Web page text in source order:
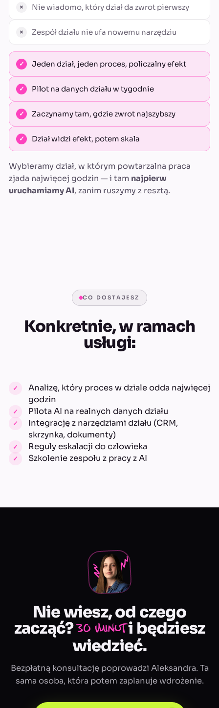
Nie wiadomo, który dział da zwrot pierwszy
Zespół działu nie ufa nowemu narzędziu
Jeden dział, jeden proces, policzalny efekt
Pilot na danych działu w tygodnie
Zaczynamy tam, gdzie zwrot najszybszy
Dział widzi efekt, potem skala
Wybieramy dział, w którym powtarzalna praca
zjada najwięcej godzin — i tam najpierw
uruchamiamy AI, zanim ruszymy z resztą.
CO DOSTAJESZ
Konkretnie, w ramach
usługi:
Analizę, który proces w dziale odda najwięcej
godzin
Pilota AI na realnych danych działu
Integrację z narzędziami działu (CRM,
skrzynka, dokumenty)
Reguły eskalacji do człowieka
Szkolenie zespołu z pracy z AI
Nie wiesz, od czego
zacząć?30 minuti będziesz
wiedzieć.
Bezpłatną konsultację poprowadzi Aleksandra. Ta
sama osoba, która potem zaplanuje wdrożenie.